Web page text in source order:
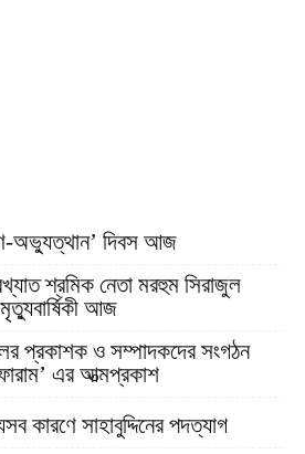
অভ্যুত্থান’ দিবস আজ
শ্রমিক নেতা মরহুম সিরাজুল
আজ
প্রকাশক ও সম্পাদকদের সংগঠন
এর আত্মপ্রকাশ
কারণে সাহাবুদ্দিনের পদত্যাগ